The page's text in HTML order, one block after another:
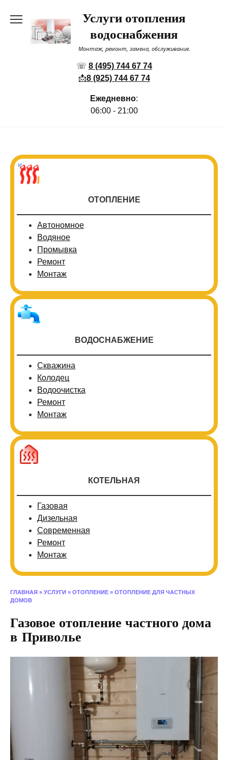
содержанию
Услуги отопления
водоснабжения
Монтаж, ремонт, замена, обслуживание.
☏ 8 (495) 744 67 74
📩8 (925) 744 67 74
Ежедневно:
06:00 - 21:00
ОТОПЛЕНИЕ
Автономное
Водяное
Промывка
Ремонт
Монтаж
ВОДОСНАБЖЕНИЕ
Скважина
Колодец
Водоочистка
Ремонт
Монтаж
КОТЕЛЬНАЯ
Газовая
Дизельная
Современная
Ремонт
Монтаж
ГЛАВНАЯ » УСЛУГИ » ОТОПЛЕНИЕ » ОТОПЛЕНИЕ ДЛЯ ЧАСТНЫХ
ДОМОВ
Газовое отопление частного дома
в Приволье